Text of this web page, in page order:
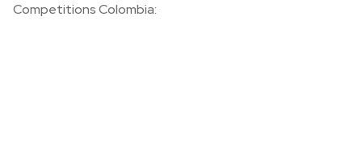
Competitions Colombia: